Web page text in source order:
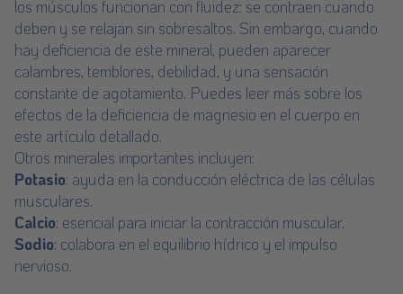
los músculos funcionan con fluidez: se contraen cuando
deben y se relajan sin sobresaltos. Sin embargo, cuando
hay deficiencia de este mineral, pueden aparecer
calambres, temblores, debilidad, y una sensación
constante de agotamiento. Puedes leer más sobre los
efectos de la deficiencia de magnesio en el cuerpo en
este artículo detallado.
Otros minerales importantes incluyen:
Potasio: ayuda en la conducción eléctrica de las células
musculares.
Calcio: esencial para iniciar la contracción muscular.
Sodio: colabora en el equilibrio hídrico y el impulso
nervioso.